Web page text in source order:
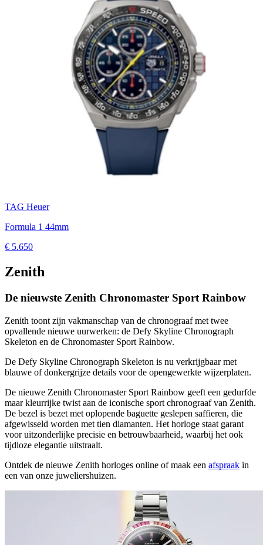
TAG Heuer
Formula 1 44mm
€ 5.650
Zenith
De nieuwste Zenith Chronomaster Sport Rainbow
Zenith toont zijn vakmanschap van de chronograaf met twee
opvallende nieuwe uurwerken: de Defy Skyline Chronograph
Skeleton en de Chronomaster Sport Rainbow.
De Defy Skyline Chronograph Skeleton is nu verkrijgbaar met
blauwe of donkergrijze details voor de opengewerkte wijzerplaten.
De nieuwe Zenith Chronomaster Sport Rainbow geeft een gedurfde
maar kleurrijke twist aan de iconische sport chronograaf van Zenith.
De bezel is bezet met oplopende baguette geslepen saffieren, die
afgewisseld worden met tien diamanten. Het horloge staat garant
voor uitzonderlijke precisie en betrouwbaarheid, waarbij het ook
tijdloze elegantie uitstraalt.
Ontdek de nieuwe Zenith horloges online of maak een afspraak in
een van onze juweliershuizen.